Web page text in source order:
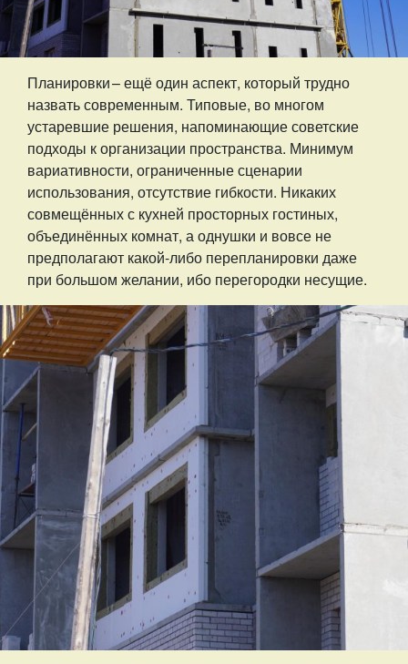
Планировки – ​ещё один аспект, который трудно
назвать современным. Типовые, во многом
устаревшие решения, напоминающие советские
подходы к организации пространства. Минимум
вариативности, ограниченные сценарии
использования, отсутствие гибкости. Никаких
совмещённых с кухней просторных гостиных,
объединённых комнат, а однушки и вовсе не
предполагают какой-либо перепланировки даже
при большом желании, ибо перегородки несущие.